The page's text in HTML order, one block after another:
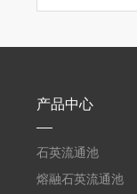
产品中心
石英流通池
熔融石英流通池